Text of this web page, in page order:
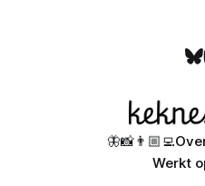
🦋📸👨🏼‍💻
Werkt